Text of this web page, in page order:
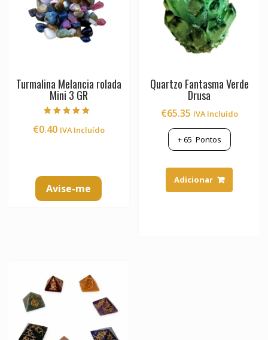
Turmalina Melancia rolada
Mini 3 GR
5.00
€0.40 IVA Incluído
Avise-me
Quartzo Fantasma Verde
Drusa
€65.35 IVA Incluído
+65 Pontos
Adicionar